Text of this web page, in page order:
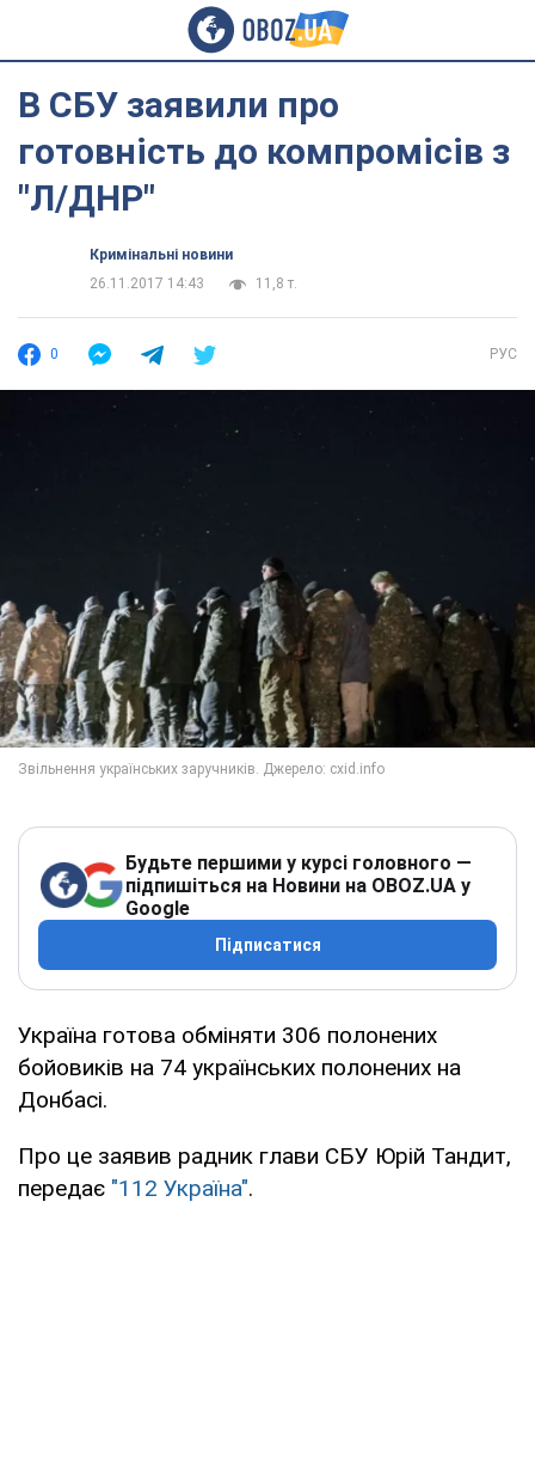
В СБУ заявили про
готовність до компромісів з
"Л/ДНР"
Кримінальні новини
26.11.2017 14:43
11,8 т.
0 РУС
Будьте першими у курсі головного —
підпишіться на Новини на OBOZ.UA у
Google
Підписатися
Україна готова обміняти 306 полонених
бойовиків на 74 українських полонених на
Донбасі.
Про це заявив радник глави СБУ Юрій Тандит,
передає "112 Україна".